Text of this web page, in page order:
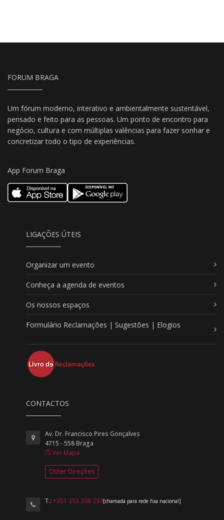
FORUM BRAGA
Um fórum moderno, interativo e ambientalmente sustentável,
pensado e feito para as pessoas. Um ponto de encontro para
negócio, cultura e com múltiplas valências para fazer sonhar e
concretizar todo o tipo de experiências.
App Forum Braga
LIGAÇÕES ÚTEIS
Organizar um evento
Conheça a agenda de eventos
Os nossos espaços
Formulário Reclamações | Sugestões | Elogios
CONTACTOS
Av. Dr. Francisco Pires Gonçalves
4715 - 558 Braga
Ver Mapa
Obter Direções
T.:+351 253 208 230[chamada para rede fixa nacional]